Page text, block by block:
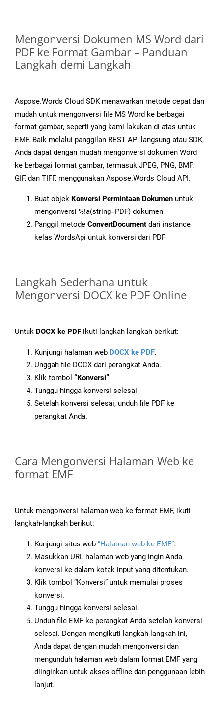
Mengonversi Dokumen MS Word dari
PDF ke Format Gambar – Panduan
Langkah demi Langkah
Aspose.Words Cloud SDK menawarkan metode cepat dan
mudah untuk mengonversi file MS Word ke berbagai
format gambar, seperti yang kami lakukan di atas untuk
EMF. Baik melalui panggilan REST API langsung atau SDK,
Anda dapat dengan mudah mengonversi dokumen Word
ke berbagai format gambar, termasuk JPEG, PNG, BMP,
GIF, dan TIFF, menggunakan Aspose.Words Cloud API.
Buat objek Konversi Permintaan Dokumen untuk
mengonversi %!a(string=PDF) dokumen
Panggil metode ConvertDocument dari instance
kelas WordsApi untuk konversi dari PDF
Langkah Sederhana untuk
Mengonversi DOCX ke PDF Online
Untuk DOCX ke PDF ikuti langkah-langkah berikut:
Kunjungi halaman web DOCX ke PDF.
Unggah file DOCX dari perangkat Anda.
Klik tombol “Konversi”.
Tunggu hingga konversi selesai.
Setelah konversi selesai, unduh file PDF ke
perangkat Anda.
Cara Mengonversi Halaman Web ke
format EMF
Untuk mengonversi halaman web ke format EMF, ikuti
langkah-langkah berikut:
Kunjungi situs web “Halaman web ke EMF”.
Masukkan URL halaman web yang ingin Anda
konversi ke dalam kotak input yang ditentukan.
Klik tombol “Konversi” untuk memulai proses
konversi.
Tunggu hingga konversi selesai.
Unduh file EMF ke perangkat Anda setelah konversi
selesai. Dengan mengikuti langkah-langkah ini,
Anda dapat dengan mudah mengonversi dan
mengunduh halaman web dalam format EMF yang
diinginkan untuk akses offline dan penggunaan lebih
lanjut.